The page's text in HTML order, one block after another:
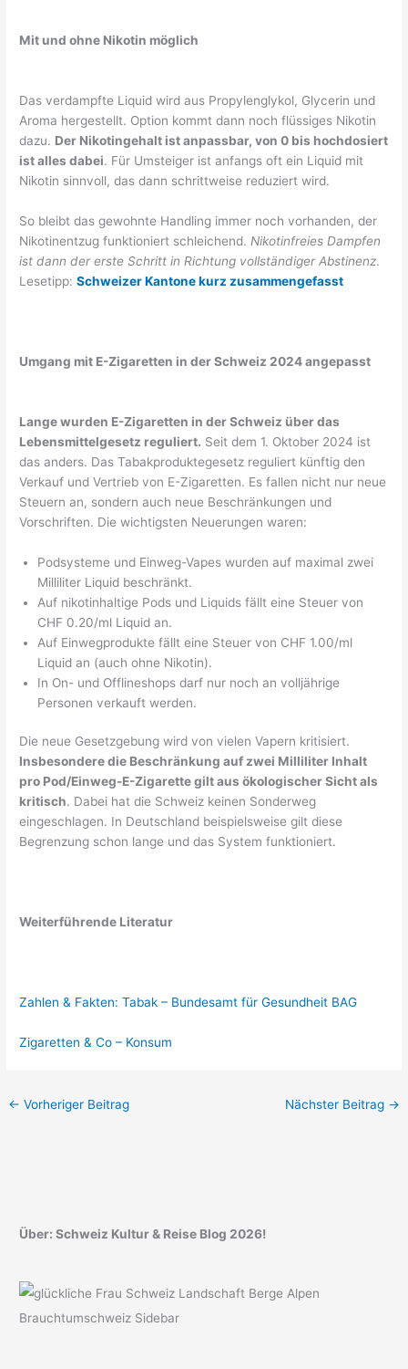
Mit und ohne Nikotin möglich
Das verdampfte Liquid wird aus Propylenglykol, Glycerin und
Aroma hergestellt. Option kommt dann noch flüssiges Nikotin
dazu. Der Nikotingehalt ist anpassbar, von 0 bis hochdosiert
ist alles dabei. Für Umsteiger ist anfangs oft ein Liquid mit
Nikotin sinnvoll, das dann schrittweise reduziert wird.
So bleibt das gewohnte Handling immer noch vorhanden, der
Nikotinentzug funktioniert schleichend. Nikotinfreies Dampfen
ist dann der erste Schritt in Richtung vollständiger Abstinenz.
Lesetipp:Schweizer Kantone kurz zusammengefasst
Umgang mit E-Zigaretten in der Schweiz 2024 angepasst
Lange wurden E-Zigaretten in der Schweiz über das
Lebensmittelgesetz reguliert. Seit dem 1. Oktober 2024 ist
das anders. Das Tabakproduktegesetz reguliert künftig den
Verkauf und Vertrieb von E-Zigaretten. Es fallen nicht nur neue
Steuern an, sondern auch neue Beschränkungen und
Vorschriften. Die wichtigsten Neuerungen waren:
Podsysteme und Einweg-Vapes wurden auf maximal zwei
Milliliter Liquid beschränkt.
Auf nikotinhaltige Pods und Liquids fällt eine Steuer von
CHF 0.20/ml Liquid an.
Auf Einwegprodukte fällt eine Steuer von CHF 1.00/ml
Liquid an (auch ohne Nikotin).
In On- und Offlineshops darf nur noch an volljährige
Personen verkauft werden.
Die neue Gesetzgebung wird von vielen Vapern kritisiert.
Insbesondere die Beschränkung auf zwei Milliliter Inhalt
pro Pod/Einweg-E-Zigarette gilt aus ökologischer Sicht als
kritisch. Dabei hat die Schweiz keinen Sonderweg
eingeschlagen. In Deutschland beispielsweise gilt diese
Begrenzung schon lange und das System funktioniert.
Weiterführende Literatur
Zahlen & Fakten: Tabak – Bundesamt für Gesundheit BAG
Zigaretten & Co – Konsum
← Vorheriger Beitrag Nächster Beitrag →
Über: Schweiz Kultur & Reise Blog 2026!